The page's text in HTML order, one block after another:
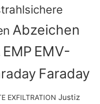
Abzeichen
EMP EMV-
Faraday
EXFILTRATION Justiz